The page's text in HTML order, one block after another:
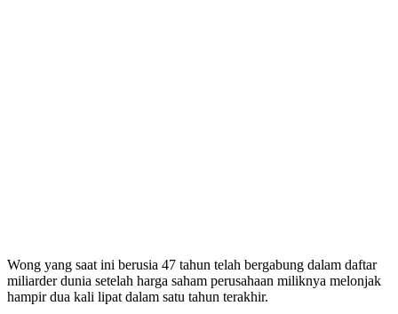
Wong yang saat ini berusia 47 tahun telah bergabung dalam daftar
miliarder dunia setelah harga saham perusahaan miliknya melonjak
hampir dua kali lipat dalam satu tahun terakhir.